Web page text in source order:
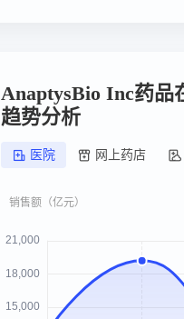
AnaptysBio Inc药品
趋势分析
医院 网上药店